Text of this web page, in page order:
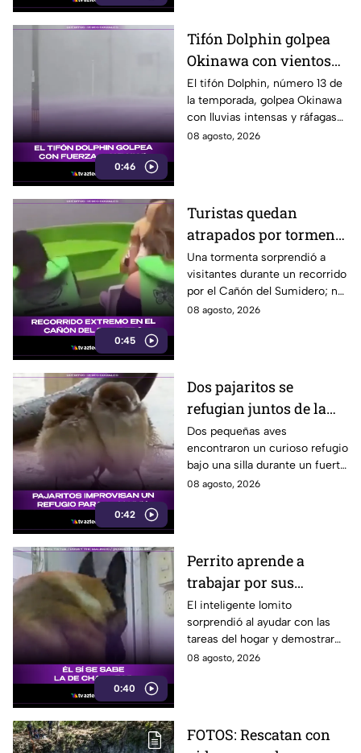
0:46
Tifón Dolphin golpea
Okinawa con vientos
de hasta 157 km/h
El tifón Dolphin, número 13 de
la temporada, golpea Okinawa
con lluvias intensas y ráfagas
de hasta 157 kilómetros por
08 agosto, 2026
0:45
Turistas quedan
atrapados por tormenta
en el Cañón del
Sumidero
Una tormenta sorprendió a
visitantes durante un recorrido
por el Cañón del Sumidero; no
se reportaron personas heridas
08 agosto, 2026
0:42
Dos pajaritos se
refugian juntos de la
lluvia y se vuelven
virales
Dos pequeñas aves
encontraron un curioso refugio
bajo una silla durante un fuerte
aguacero y conmovieron a
08 agosto, 2026
0:40
Perrito aprende a
trabajar por sus
premios y se vuelve
viral
El inteligente lomito
sorprendió al ayudar con las
tareas del hogar y demostrar
que ya conoce la fórmula:
08 agosto, 2026
FOTOS: Rescatan con